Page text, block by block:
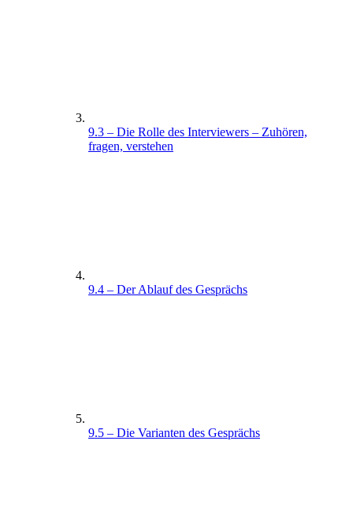
9.3 – Die Rolle des Interviewers – Zuhören,
fragen, verstehen
9.4 – Der Ablauf des Gesprächs
9.5 – Die Varianten des Gesprächs